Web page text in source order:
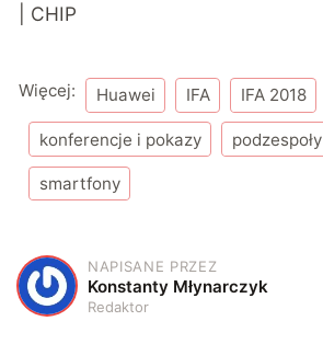
| CHIP
Więcej: Huawei IFA IFA 2018
konferencje i pokazy podzespoły
smartfony
K
NAPISANE PRZEZ
Konstanty Młynarczyk
Redaktor